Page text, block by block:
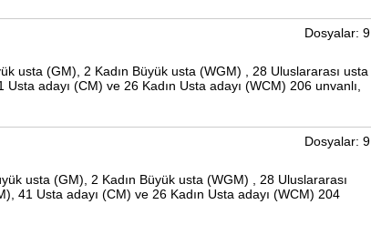
Dosyalar: 9
usta (GM), 2 Kadın Büyük usta (WGM) , 28 Uluslararası usta
adayı (CM) ve 26 Kadın Usta adayı (WCM) 206 unvanlı,
Dosyalar: 9
usta (GM), 2 Kadın Büyük usta (WGM) , 28 Uluslararası
41 Usta adayı (CM) ve 26 Kadın Usta adayı (WCM) 204